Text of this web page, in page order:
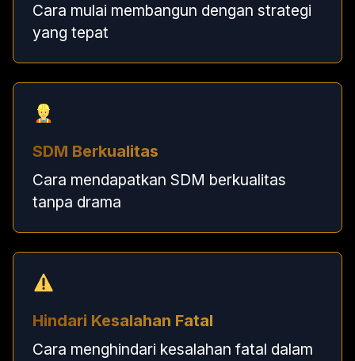
Cara mulai membangun dengan strategi
yang tepat
SDM Berkualitas
Cara mendapatkan SDM berkualitas
tanpa drama
Hindari Kesalahan Fatal
Cara menghindari kesalahan fatal dalam